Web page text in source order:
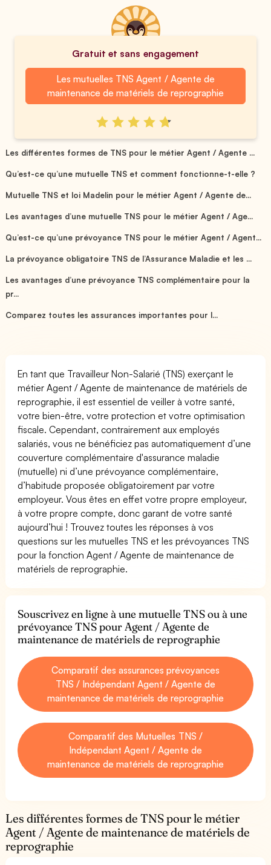
Gratuit et sans engagement
Les mutuelles TNS Agent / Agente de
maintenance de matériels de reprographie
Les différentes formes de TNS pour le métier Agent / Agente ...
Qu’est-ce qu’une mutuelle TNS et comment fonctionne-t-elle ?
Mutuelle TNS et loi Madelin pour le métier Agent / Agente de...
Les avantages d’une mutuelle TNS pour le métier Agent / Age...
Qu’est-ce qu’une prévoyance TNS pour le métier Agent / Agent...
La prévoyance obligatoire TNS de l’Assurance Maladie et les ...
Les avantages d’une prévoyance TNS complémentaire pour la
pr...
Comparez toutes les assurances importantes pour l...
En tant que Travailleur Non-Salarié (TNS) exerçant le
métier Agent / Agente de maintenance de matériels de
reprographie, il est essentiel de veiller à votre santé,
votre bien-être, votre protection et votre optimisation
fiscale. Cependant, contrairement aux employés
salariés, vous ne bénéficiez pas automatiquement d’une
couverture complémentaire d'assurance maladie
(mutuelle) ni d’une prévoyance complémentaire,
d’habitude proposée obligatoirement par votre
employeur. Vous êtes en effet votre propre employeur,
à votre propre compte, donc garant de votre santé
aujourd’hui ! Trouvez toutes les réponses à vos
questions sur les mutuelles TNS et les prévoyances TNS
pour la fonction Agent / Agente de maintenance de
matériels de reprographie.
Souscrivez en ligne à une mutuelle TNS ou à une
prévoyance TNS pour Agent / Agente de
maintenance de matériels de reprographie
Comparatif des assurances prévoyances
TNS / Indépendant Agent / Agente de
maintenance de matériels de reprographie
Comparatif des Mutuelles TNS /
Indépendant Agent / Agente de
maintenance de matériels de reprographie
Les différentes formes de TNS pour le métier
Agent / Agente de maintenance de matériels de
reprographie